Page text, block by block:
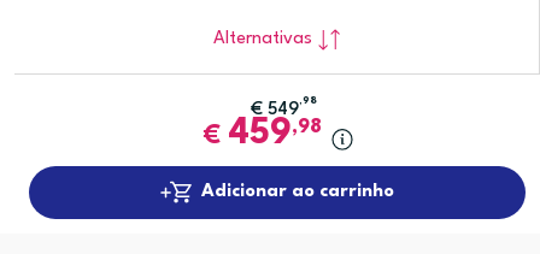
Alternativas
€ 549 ,98
€ 459,98
Adicionar ao carrinho